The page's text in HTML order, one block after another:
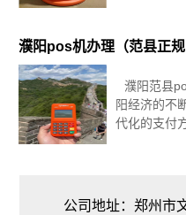
有重要意义
濮阳pos机办理（范县正规
濮阳范县
阳经济的不
代化的支付
公司地址：郑州市